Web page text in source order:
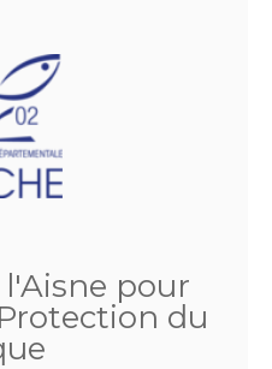
pour
du